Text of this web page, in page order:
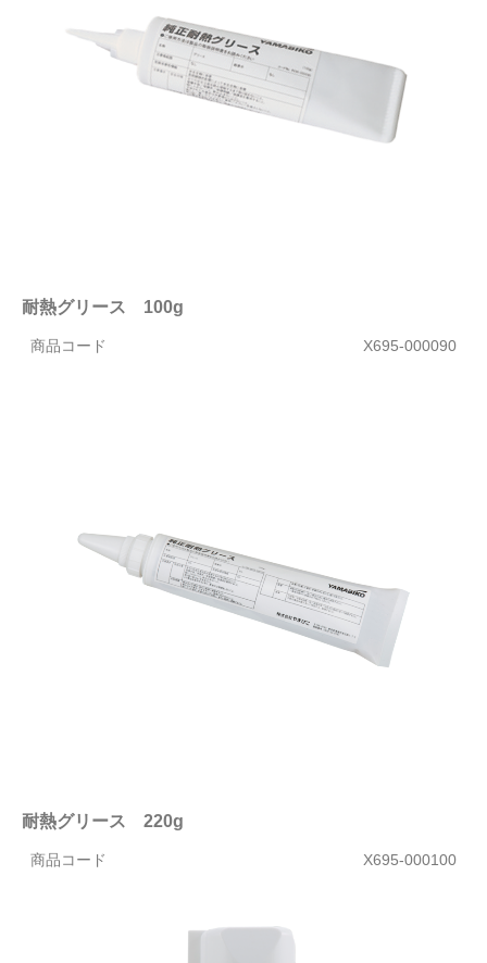
耐熱グリース 100g
商品コード X695-000090
耐熱グリース 220g
商品コード X695-000100